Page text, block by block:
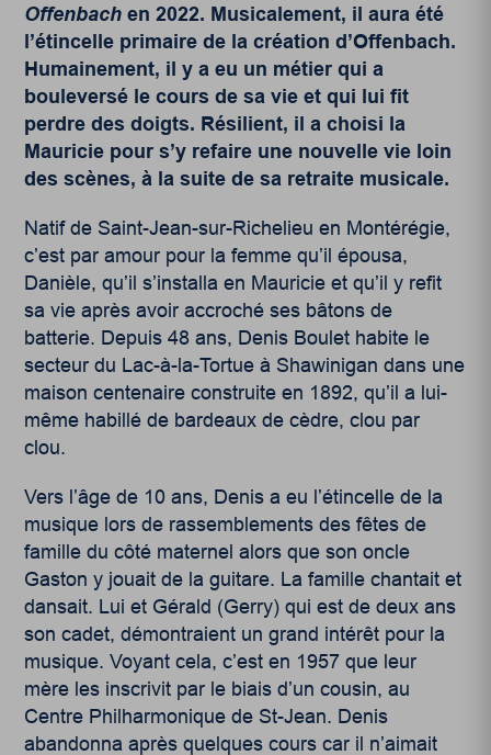
Offenbachen 2022. Musicalement, il aura été
l’étincelle primaire de la création d’Offenbach.
Humainement, il y a eu un métier qui a
bouleversé le cours de sa vie et qui lui fit
perdre des doigts. Résilient, il a choisi la
Mauricie pour s’y refaire une nouvelle vie loin
des scènes, à la suite de sa retraite musicale.
Natif de Saint-Jean-sur-Richelieu en Montérégie,
c’est par amour pour la femme qu’il épousa,
Danièle, qu’il s’installa en Mauricie et qu’il y refit
sa vie après avoir accroché ses bâtons de
batterie. Depuis 48 ans, Denis Boulet habite le
secteur du Lac-à-la-Tortue à Shawinigan dans une
maison centenaire construite en 1892, qu’il a lui-
même habillé de bardeaux de cèdre, clou par
clou.
Vers l’âge de 10 ans, Denis a eu l’étincelle de la
musique lors de rassemblements des fêtes de
famille du côté maternel alors que son oncle
Gaston y jouait de la guitare. La famille chantait et
dansait. Lui et Gérald (Gerry) qui est de deux ans
son cadet, démontraient un grand intérêt pour la
musique. Voyant cela, c’est en 1957 que leur
mère les inscrivit par le biais d’un cousin, au
Centre Philharmonique de St-Jean. Denis
abandonna après quelques cours car il n’aimait